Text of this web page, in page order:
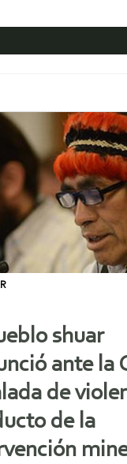
shuar
ante la
de
de la